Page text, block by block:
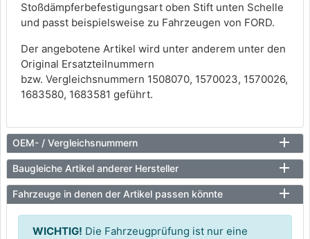
Stoßdämpferbefestigungsart oben Stift unten Schelle
und passt beispielsweise zu Fahrzeugen von FORD.
Der angebotene Artikel wird unter anderem unter den
Original Ersatzteilnummern
bzw. Vergleichsnummern 1508070, 1570023, 1570026,
1683580, 1683581 geführt.
OEM- / Vergleichsnummern
Baugleiche Artikel anderer Hersteller
Fahrzeuge in denen der Artikel passen könnte
WICHTIG! Die Fahrzeugprüfung ist nur eine